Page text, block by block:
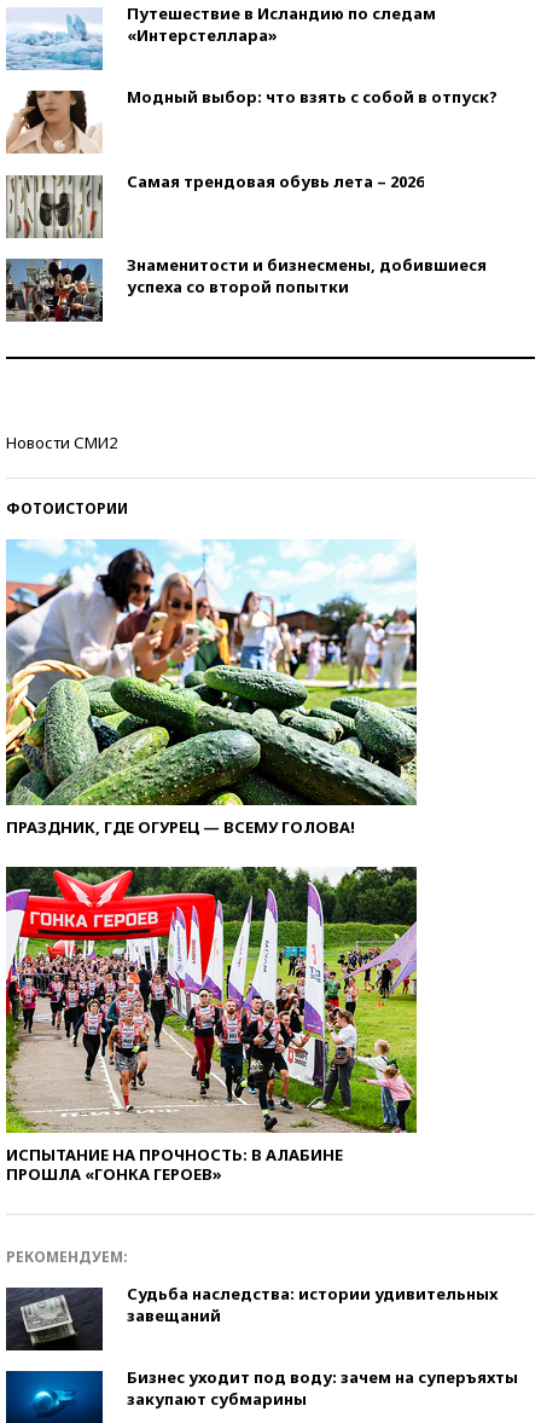
Путешествие в Исландию по следам
«Интерстеллара»
Модный выбор: что взять с собой в отпуск?
Самая трендовая обувь лета – 2026
Знаменитости и бизнесмены, добившиеся
успеха со второй попытки
Новости СМИ2
ФОТОИСТОРИИ
ПРАЗДНИК, ГДЕ ОГУРЕЦ — ВСЕМУ ГОЛОВА!
ИСПЫТАНИЕ НА ПРОЧНОСТЬ: В АЛАБИНЕ
ПРОШЛА «ГОНКА ГЕРОЕВ»
РЕКОМЕНДУЕМ:
Судьба наследства: истории удивительных
завещаний
Бизнес уходит под воду: зачем на суперъяхты
закупают субмарины